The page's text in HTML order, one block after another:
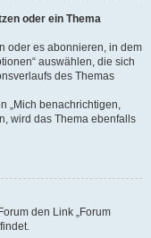
oder ein Thema
oder es abonnieren, in dem
auswählen, die sich
des Themas
„Mich benachrichtigen,
wird das Thema ebenfalls
den Link „Forum